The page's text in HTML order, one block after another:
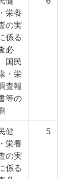
栄養
の実
係る
必
国民
・栄
査報
等の
健
栄養
の実
係る
5